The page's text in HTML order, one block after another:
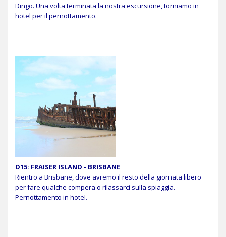
Dingo. Una volta terminata la nostra escursione, torniamo in
hotel per il pernottamento.
D15: FRAISER ISLAND - BRISBANE
Rientro a Brisbane, dove avremo il resto della giornata libero
per fare qualche compera o rilassarci sulla spiaggia.
Pernottamento in hotel.